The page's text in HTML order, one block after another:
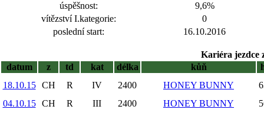
úspěšnost:
9,6%
vítězství I.kategorie:
0
poslední start:
16.10.2016
Kariéra jezdce
datum
z td kat délka kůň
18.10.15
CH R IV 2400 HONEY BUNNY
04.10.15
CH R III 2400 HONEY BUNNY